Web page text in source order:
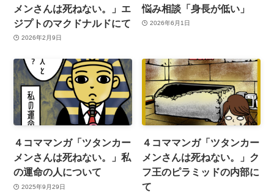
メンさんは死ねない。」エ
ジプトのマクドナルドにて
2026年2月9日
悩み相談「身長が低い」
2026年6月1日
４コママンガ「ツタンカー
メンさんは死ねない。」私
の運命の人について
2025年9月29日
４コママンガ「ツタンカー
メンさんは死ねない。」ク
フ王のピラミッドの内部に
て